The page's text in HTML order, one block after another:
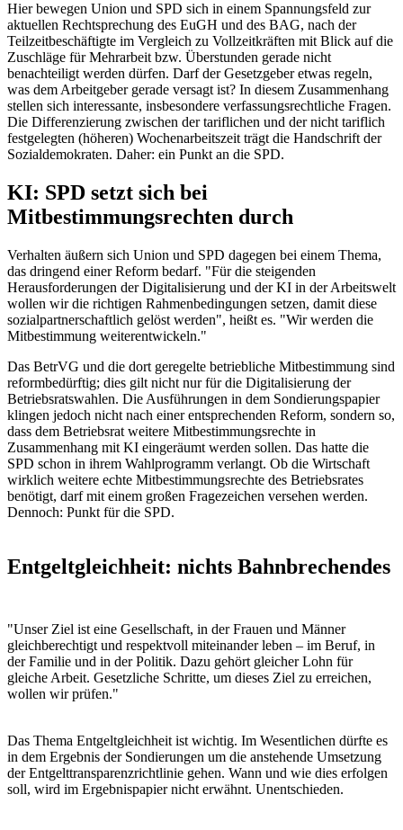
Hier bewegen Union und SPD sich in einem Spannungsfeld zur
aktuellen Rechtsprechung des EuGH und des BAG, nach der
Teilzeitbeschäftigte im Vergleich zu Vollzeitkräften mit Blick auf die
Zuschläge für Mehrarbeit bzw. Überstunden gerade nicht
benachteiligt werden dürfen. Darf der Gesetzgeber etwas regeln,
was dem Arbeitgeber gerade versagt ist? In diesem Zusammenhang
stellen sich interessante, insbesondere verfassungsrechtliche Fragen.
Die Differenzierung zwischen der tariflichen und der nicht tariflich
festgelegten (höheren) Wochenarbeitszeit trägt die Handschrift der
Sozialdemokraten. Daher: ein Punkt an die SPD.
KI: SPD setzt sich bei
Mitbestimmungsrechten durch
Verhalten äußern sich Union und SPD dagegen bei einem Thema,
das dringend einer Reform bedarf. "Für die steigenden
Herausforderungen der Digitalisierung und der KI in der Arbeitswelt
wollen wir die richtigen Rahmenbedingungen setzen, damit diese
sozialpartnerschaftlich gelöst werden", heißt es. "Wir werden die
Mitbestimmung weiterentwickeln."
Das BetrVG und die dort geregelte betriebliche Mitbestimmung sind
reformbedürftig; dies gilt nicht nur für die Digitalisierung der
Betriebsratswahlen. Die Ausführungen in dem Sondierungspapier
klingen jedoch nicht nach einer entsprechenden Reform, sondern so,
dass dem Betriebsrat weitere Mitbestimmungsrechte in
Zusammenhang mit KI eingeräumt werden sollen. Das hatte die
SPD schon in ihrem Wahlprogramm verlangt. Ob die Wirtschaft
wirklich weitere echte Mitbestimmungsrechte des Betriebsrates
benötigt, darf mit einem großen Fragezeichen versehen werden.
Dennoch: Punkt für die SPD.
Entgeltgleichheit: nichts Bahnbrechendes
"Unser Ziel ist eine Gesellschaft, in der Frauen und Männer
gleichberechtigt und respektvoll miteinander leben – im Beruf, in
der Familie und in der Politik. Dazu gehört gleicher Lohn für
gleiche Arbeit. Gesetzliche Schritte, um dieses Ziel zu erreichen,
wollen wir prüfen."
Das Thema Entgeltgleichheit ist wichtig. Im Wesentlichen dürfte es
in dem Ergebnis der Sondierungen um die anstehende Umsetzung
der Entgelttransparenzrichtlinie gehen. Wann und wie dies erfolgen
soll, wird im Ergebnispapier nicht erwähnt. Unentschieden.